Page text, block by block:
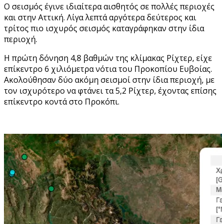
Ο σεισμός έγινε ιδιαίτερα αισθητός σε πολλές περιοχές
και στην Αττική. Λίγα λεπτά αργότερα δεύτερος και
τρίτος πιο ισχυρός σεισμός καταγράφηκαν στην ίδια
περιοχή.
Η πρώτη δόνηση 4,8 βαθμών της κλίμακας Ρίχτερ, είχε
επίκεντρο 6 χιλιόμετρα νότια του Προκοπίου Ευβοίας.
Ακολούθησαν δύο ακόμη σεισμοί στην ίδια περιοχή, με
τον ισχυρότερο να φτάνει τα 5,2 Ρίχτερ, έχοντας επίσης
επίκεντρο κοντά στο Προκόπι.